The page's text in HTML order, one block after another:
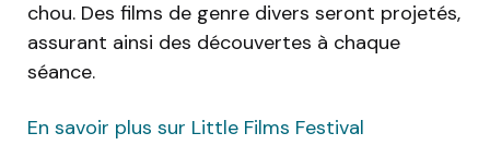
chou. Des films de genre divers seront projetés,
assurant ainsi des découvertes à chaque
séance.
En savoir plus sur Little Films Festival